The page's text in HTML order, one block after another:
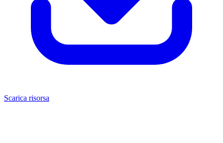
Scarica risorsa